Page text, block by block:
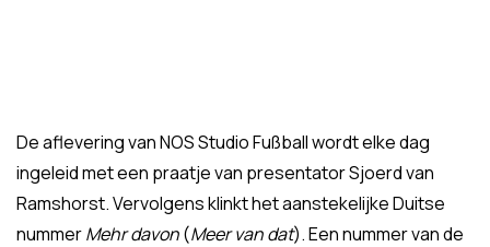
De aflevering van NOS Studio Fußball wordt elke dag
ingeleid met een praatje van presentator Sjoerd van
Ramshorst. Vervolgens klinkt het aanstekelijke Duitse
nummerMehr davon(Meer van dat). Een nummer van de